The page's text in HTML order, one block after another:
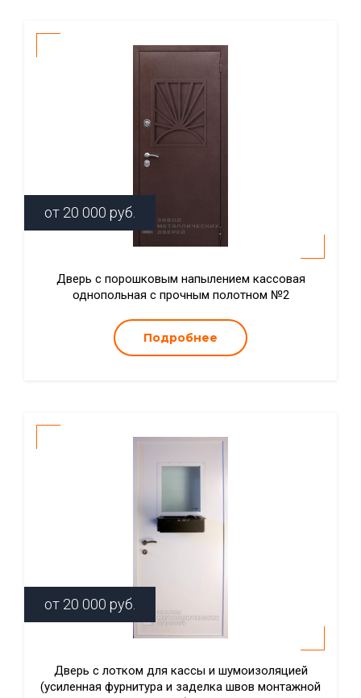
от 20 000 руб.
Дверь с порошковым напылением кассовая
однопольная с прочным полотном №2
Подробнее
от 20 000 руб.
Дверь с лотком для кассы и шумоизоляцией
(усиленная фурнитура и заделка швов монтажной